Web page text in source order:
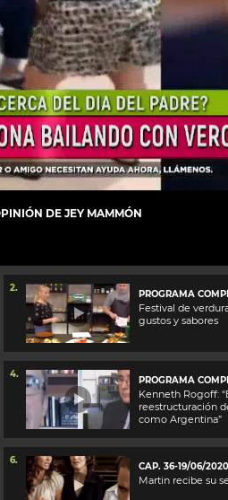
DE JEY MAMMÓN
2.
PROGRAMA
Festival de
gustos y sabores
4.
PROGRAMA
Kenneth Rogoff:
reestructuración
como Argentina”
6.
CAP. 36-19/06/2020
Martin recibe su